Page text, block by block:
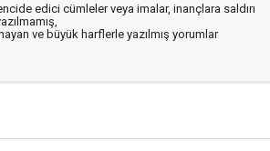
edici cümleler veya imalar, inançlara saldırı
ve büyük harflerle yazılmış yorumlar